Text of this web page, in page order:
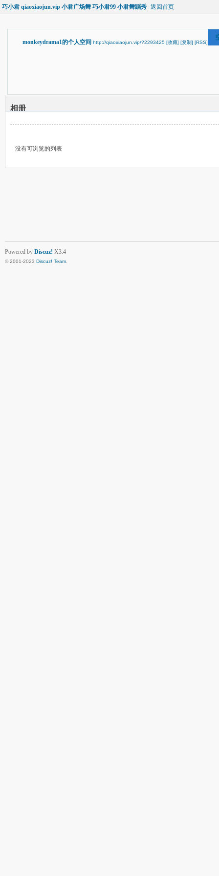
巧小君 qiaoxiaojun.vip 小君广场舞 巧小君99 小君舞蹈秀 返回首页
monkeydrama1的个人空间 http://qiaoxiaojun.vip/?2293425 [收藏] [复制] [RSS]
相册
没有可浏览的列表
Powered by Discuz! X3.4
© 2001-2023 Discuz! Team